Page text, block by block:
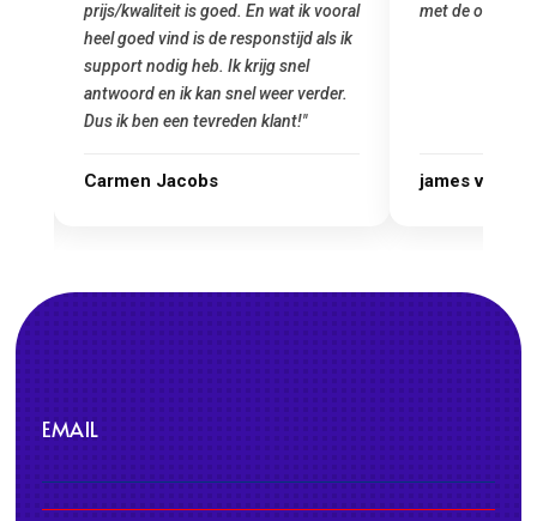
prijs/kwaliteit is goed. En wat ik vooral
heel goed vind is de responstijd als ik
support nodig heb. Ik krijg snel
antwoord en ik kan snel weer verder.
Dus ik ben een tevreden klant!"
Carmen Jacobs
met de
james van
EMAIL